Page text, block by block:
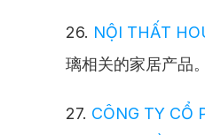
26. NỘI THẤT
璃相关的家居产品。
27. CÔNG TY CỔ